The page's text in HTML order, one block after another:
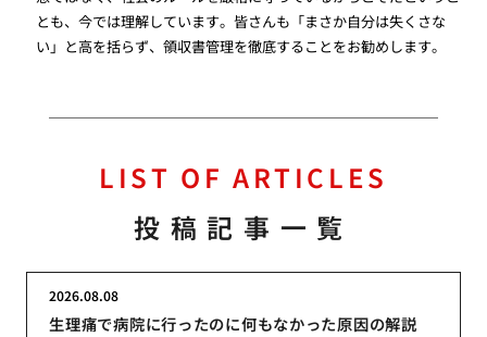
とも、今では理解しています。皆さんも「まさか自分は失くさな
い」と高を括らず、領収書管理を徹底することをお勧めします。
LIST OF ARTICLES
投稿記事一覧
生理痛で病院に行ったのに何もなかった原因の解説
2026.08.08